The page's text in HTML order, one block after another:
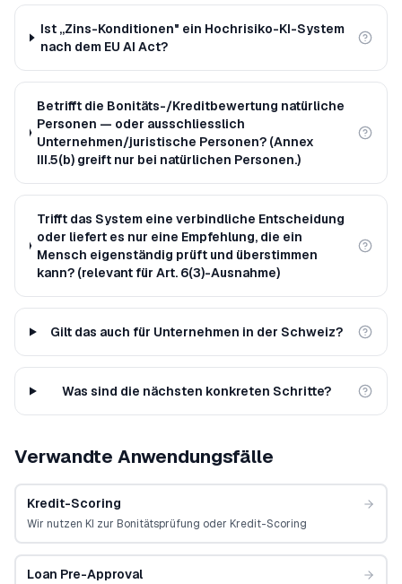
Ist „Zins-Konditionen" ein Hochrisiko-KI-System
nach dem EU AI Act?
Betrifft die Bonitäts-/Kreditbewertung natürliche
Personen — oder ausschliesslich
Unternehmen/juristische Personen? (Annex
III.5(b) greift nur bei natürlichen Personen.)
Trifft das System eine verbindliche Entscheidung
oder liefert es nur eine Empfehlung, die ein
Mensch eigenständig prüft und überstimmen
kann? (relevant für Art. 6(3)-Ausnahme)
Gilt das auch für Unternehmen in der Schweiz?
Was sind die nächsten konkreten Schritte?
Verwandte Anwendungsfälle
Kredit-Scoring
Wir nutzen KI zur Bonitätsprüfung oder Kredit-Scoring
Loan Pre-Approval